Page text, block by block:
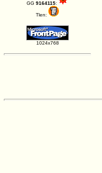
GG 9164115:
Tlen:
1024x768